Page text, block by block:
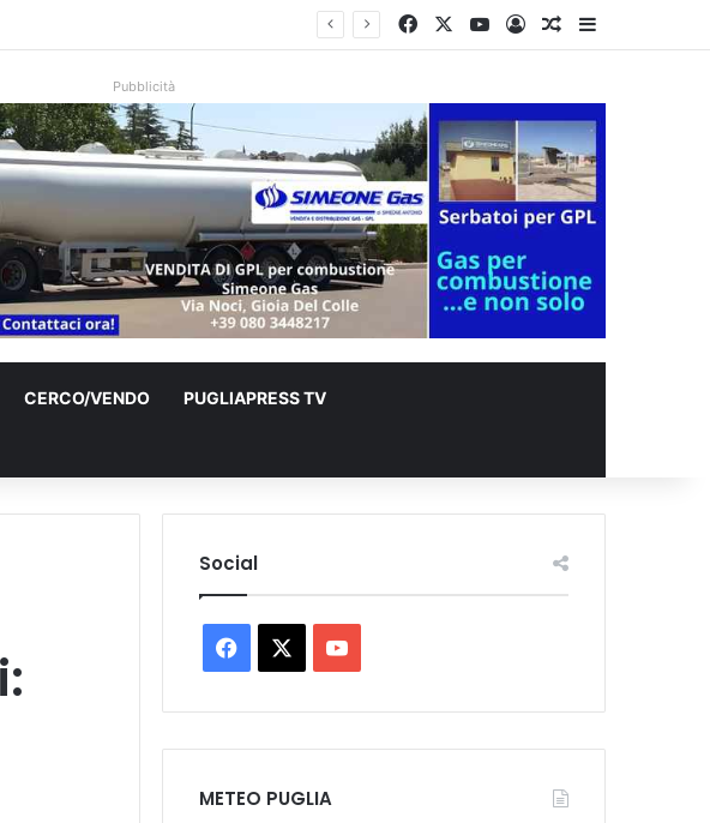
alla Baia dei Faraglioni FacebookYou Tube
AccediUn articolo a
Barra
Pubblicità
CERCO/VENDO PUGLIAPRESS TV
Social
Facebook You
METEO PUGLIA